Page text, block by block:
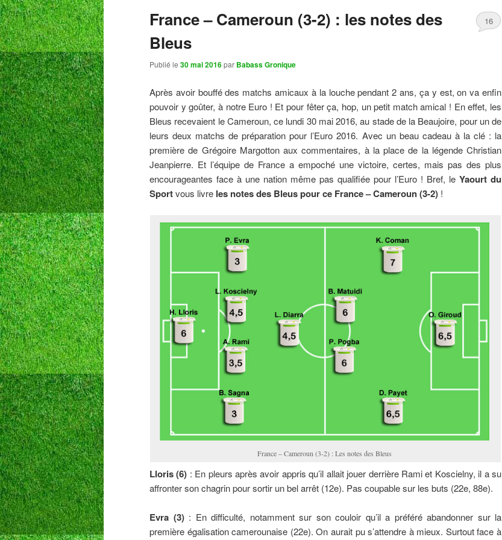
France – Cameroun (3-2) : les notes des
Bleus
Publié le 30 mai 2016par Babass Gronique
16
Après avoir bouffé des matchs amicaux à la louche pendant 2 ans, ça y est, on va enfin
pouvoir y goûter, à notre Euro ! Et pour fêter ça, hop, un petit match amical ! En effet, les
Bleus recevaient le Cameroun, ce lundi 30 mai 2016, au stade de la Beaujoire, pour un de
leurs deux matchs de préparation pour l’Euro 2016. Avec un beau cadeau à la clé : la
première de Grégoire Margotton aux commentaires, à la place de la légende Christian
Jeanpierre. Et l’équipe de France a empoché une victoire, certes, mais pas des plus
encourageantes face à une nation même pas qualifiée pour l’Euro ! Bref, le Yaourt du
Sportvous livre les notes des Bleus pour ce France – Cameroun (3-2) !
France – Cameroun (3-2) : Les notes des Bleus
Lloris (6) : En pleurs après avoir appris qu’il allait jouer derrière Rami et Koscielny, il a su
affronter son chagrin pour sortir un bel arrêt (12e). Pas coupable sur les buts (22e, 88e).
Evra (3): En difficulté, notamment sur son couloir qu’il a préféré abandonner sur la
première égalisation camerounaise (22e). On aurait pu s’attendre à mieux. Surtout face à